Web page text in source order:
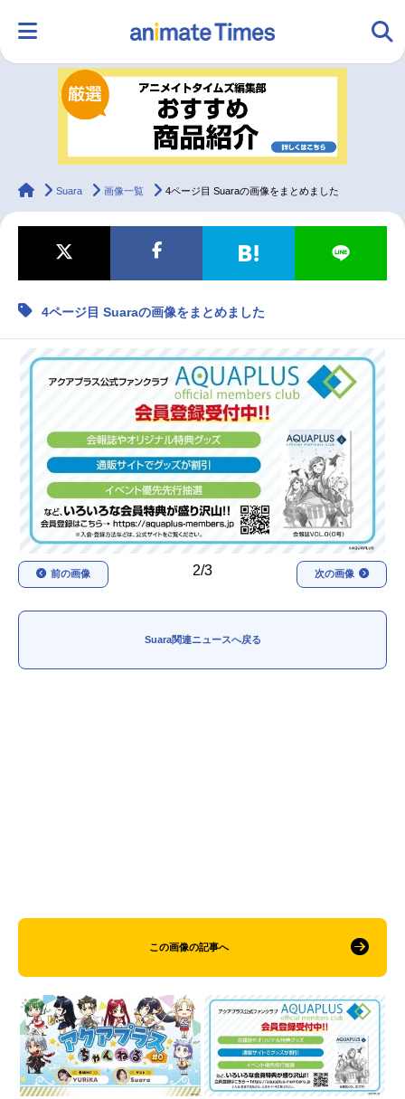
ランキング アニメ
ラジオ みんなの声
マンガ・ラノベ ゲーム・アプリ 音楽 コスプレ
配信・Vtuber トレンド
最新記事一覧
声優記事一覧
アニメ映画一覧 実写化映画一覧
今期アニメ曜日別一覧
春アニメ 夏アニメ
秋アニメ 冬アニメ
男性声優/女性声優一覧
FOLLOW US
animateTimes
Suara 画像一覧 4ページ目 Suaraの画像をまとめました
4ページ目 Suaraの画像をまとめました
2/3
前の画像 次の画像
Suara関連ニュースへ戻る
この画像の記事へ